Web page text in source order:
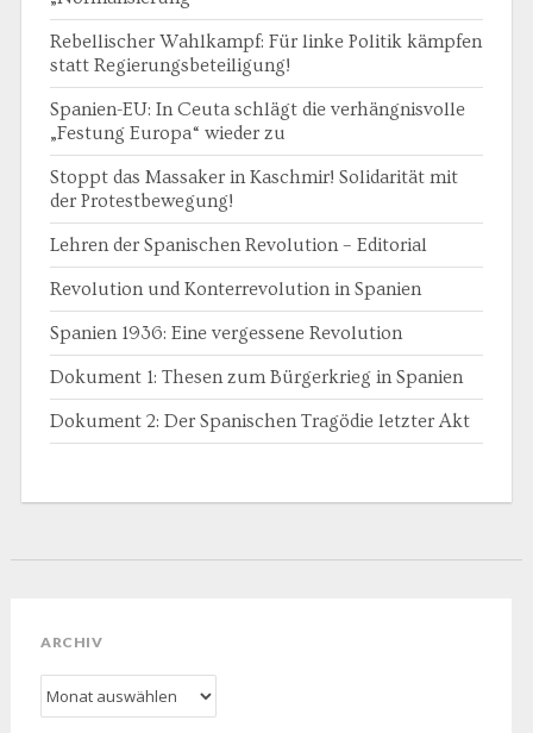
Rebellischer Wahlkampf: Für linke Politik kämpfen
statt Regierungsbeteiligung!
Spanien-EU: In Ceuta schlägt die verhängnisvolle
„Festung Europa“ wieder zu
Stoppt das Massaker in Kaschmir! Solidarität mit
der Protestbewegung!
Lehren der Spanischen Revolution – Editorial
Revolution und Konterrevolution in Spanien
Spanien 1936: Eine vergessene Revolution
Dokument 1: Thesen zum Bürgerkrieg in Spanien
Dokument 2: Der Spanischen Tragödie letzter Akt
ARCHIV
Archiv